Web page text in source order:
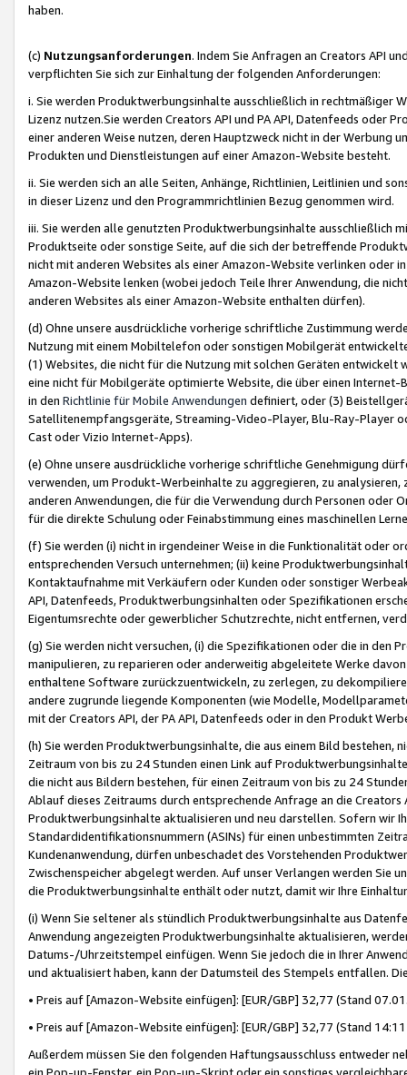
haben.
(c) Nutzungsanforderungen. Indem Sie Anfragen an Creators API
verpflichten Sie sich zur Einhaltung der folgenden Anforderungen:
i. Sie werden Produktwerbungsinhalte ausschließlich in rechtmäßiger
Lizenz nutzen.Sie werden Creators API und PA API, Datenfeeds oder
einer anderen Weise nutzen, deren Hauptzweck nicht in der Werbung
Produkten und Dienstleistungen auf einer Amazon-Website besteht.
ii. Sie werden sich an alle Seiten, Anhänge, Richtlinien, Leitlinien und
in dieser Lizenz und den Programmrichtlinien Bezug genommen wird.
iii. Sie werden alle genutzten Produktwerbungsinhalte ausschließlich
Produktseite oder sonstige Seite, auf die sich der betreffende
nicht mit anderen Websites als einer Amazon-Website verlinken oder
Amazon-Website lenken (wobei jedoch Teile Ihrer Anwendung, die
anderen Websites als einer Amazon-Website enthalten dürfen).
(d) Ohne unsere ausdrückliche vorherige schriftliche Zustimmung
Nutzung mit einem Mobiltelefon oder sonstigen Mobilgerät
(1) Websites, die nicht für die Nutzung mit solchen Geräten
eine nicht für Mobilgeräte optimierte Website, die über einen
in den Richtlinie für Mobile Anwendungen definiert, oder (3)
Satellitenempfangsgeräte, Streaming-Video-Player, Blu-Ray-Player
Cast oder Vizio Internet-Apps).
(e) Ohne unsere ausdrückliche vorherige schriftliche Genehmigung
verwenden, um Produkt-Werbeinhalte zu aggregieren, zu
anderen Anwendungen, die für die Verwendung durch Personen
für die direkte Schulung oder Feinabstimmung eines maschinellen
(f) Sie werden (i) nicht in irgendeiner Weise in die Funktionalität oder
entsprechenden Versuch unternehmen; (ii) keine
Kontaktaufnahme mit Verkäufern oder Kunden oder sonstiger
API, Datenfeeds, Produktwerbungsinhalten oder Spezifikationen
Eigentumsrechte oder gewerblicher Schutzrechte, nicht entfernen,
(g) Sie werden nicht versuchen, (i) die Spezifikationen oder die in
manipulieren, zu reparieren oder anderweitig abgeleitete Werke
enthaltene Software zurückzuentwickeln, zu zerlegen, zu
andere zugrunde liegende Komponenten (wie Modelle,
mit der Creators API, der PA API, Datenfeeds oder in den Produkt
(h) Sie werden Produktwerbungsinhalte, die aus einem Bild bestehen,
Zeitraum von bis zu 24 Stunden einen Link auf
die nicht aus Bildern bestehen, für einen Zeitraum von bis zu 24
Ablauf dieses Zeitraums durch entsprechende Anfrage an die
Produktwerbungsinhalte aktualisieren und neu darstellen. Sofern wir
Standardidentifikationsnummern (ASINs) für einen unbestimmten
Kundenanwendung, dürfen unbeschadet des Vorstehenden
Zwischenspeicher abgelegt werden. Auf unser Verlangen werden Sie
die Produktwerbungsinhalte enthält oder nutzt, damit wir Ihre
(i) Wenn Sie seltener als stündlich Produktwerbungsinhalte aus
Anwendung angezeigten Produktwerbungsinhalte aktualisieren,
Datums-/Uhrzeitstempel einfügen. Wenn Sie jedoch die in Ihrer
und aktualisiert haben, kann der Datumsteil des Stempels entfallen.
• Preis auf [Amazon-Website einfügen]: [EUR/GBP] 32,77 (Stand
• Preis auf [Amazon-Website einfügen]: [EUR/GBP] 32,77 (Stand
Außerdem müssen Sie den folgenden Haftungsausschluss entweder
ein Pop-up-Fenster, ein Pop-up-Skript oder ein sonstiges